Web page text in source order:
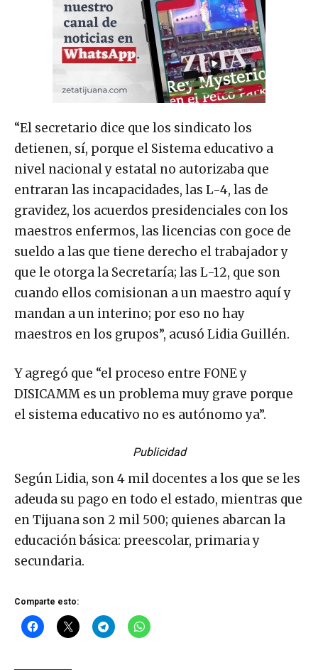
“El secretario dice que los sindicato los
detienen, sí, porque el Sistema educativo a
nivel nacional y estatal no autorizaba que
entraran las incapacidades, las L-4, las de
gravidez, los acuerdos presidenciales con los
maestros enfermos, las licencias con goce de
sueldo a las que tiene derecho el trabajador y
que le otorga la Secretaría; las L-12, que son
cuando ellos comisionan a un maestro aquí y
mandan a un interino; por eso no hay
maestros en los grupos”, acusó Lidia Guillén.
Y agregó que “el proceso entre FONE y
DISICAMM es un problema muy grave porque
el sistema educativo no es autónomo ya”.
Publicidad
Según Lidia, son 4 mil docentes a los que se les
adeuda su pago en todo el estado, mientras que
en Tijuana son 2 mil 500; quienes abarcan la
educación básica: preescolar, primaria y
secundaria.
Comparte esto: